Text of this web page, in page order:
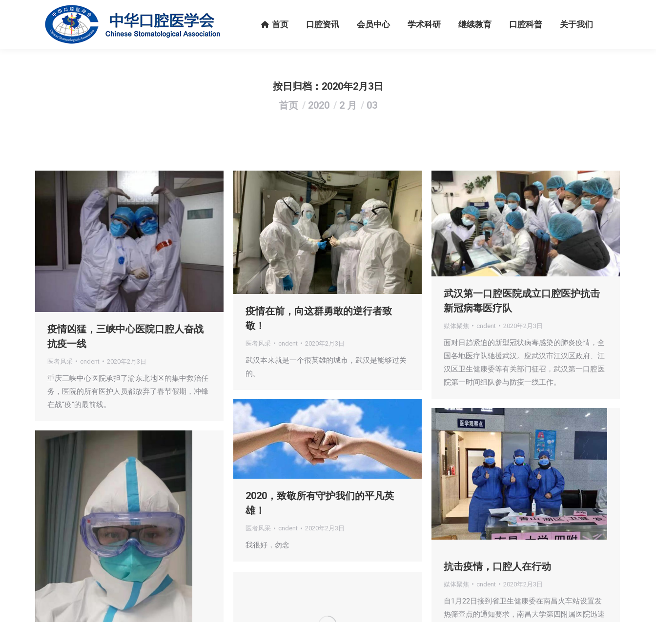
首页 口腔资讯 会员中心 学术科研 继续教育 口腔科普 关于我们
按日归档： 2020年2月3日
您在这里：
首页 2020 2 月 03
疫情凶猛，三峡中心医院口腔人奋战
抗疫一线
医者风采 cndent 2020年2月3日
重庆三峡中心医院承担了渝东北地区的集中救治任
务，医院的所有医护人员都放弃了春节假期，冲锋
在战“疫”的最前线。
疫情在前，向这群勇敢的逆行者致
敬！
医者风采 cndent 2020年2月3日
武汉本来就是一个很英雄的城市，武汉是能够过关
的。
武汉第一口腔医院成立口腔医护抗击
新冠病毒医疗队
媒体聚焦 cndent 2020年2月3日
面对日趋紧迫的新型冠状病毒感染的肺炎疫情，全
国各地医疗队驰援武汉。应武汉市江汉区政府、江
汉区卫生健康委等有关部门征召，武汉第一口腔医
院第一时间组队参与防疫一线工作。
2020，致敬所有守护我们的平凡英
雄！
医者风采 cndent 2020年2月3日
我很好，勿念
抗击疫情，口腔人在行动
媒体聚焦 cndent 2020年2月3日
自1月22日接到省卫生健康委在南昌火车站设置发
热筛查点的通知要求，南昌大学第四附属医院迅速